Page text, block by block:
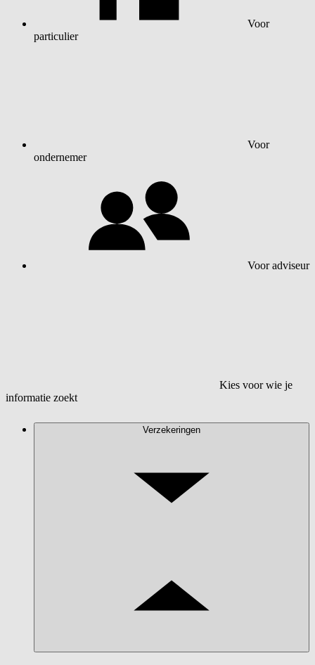
Voor
particulier
Voor
ondernemer
Voor adviseur
Kies voor wie je
informatie zoekt
Verzekeringen